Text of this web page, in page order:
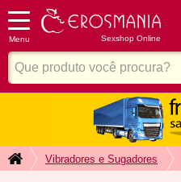
Menu Sexshop Online
Vibradores e Sugadores